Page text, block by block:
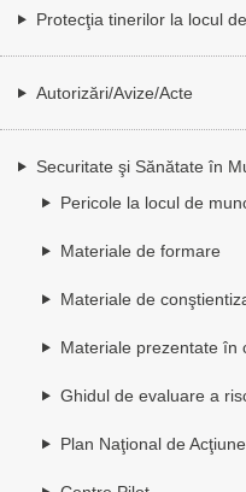
Protecţia tinerilor la locul
Autorizări/Avize/Acte
Securitate şi Sănătate în
Pericole la locul de
Materiale de formare
Materiale de
Materiale prezentate în
Ghidul de evaluare a
Plan Naţional de